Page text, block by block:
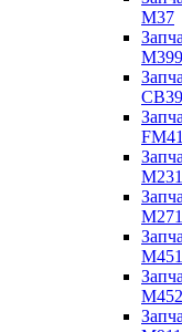
M37
M399
M231
M271
M451
M452